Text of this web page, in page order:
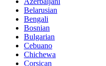
Belarusian
Bengali
Bosnian
Bulgarian
Cebuano
Chichewa
Corsican